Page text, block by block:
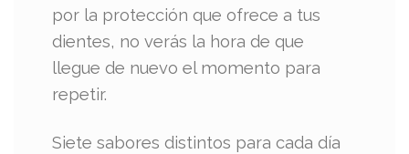
por la protección que ofrece a tus
dientes, no verás la hora de que
llegue de nuevo el momento para
repetir.
Siete sabores distintos para cada día